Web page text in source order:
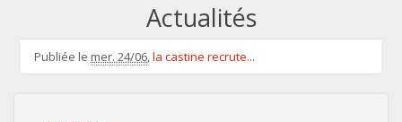
Actualités
Publiée le mer. 24/06,la castine recrute...